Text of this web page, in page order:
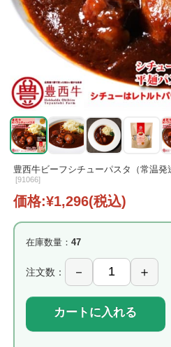
豊西牛ビーフシチューパスタ（常温
[91066]
価格:¥1,296(税込)
在庫数量： 47
注文数：
カートに入れる